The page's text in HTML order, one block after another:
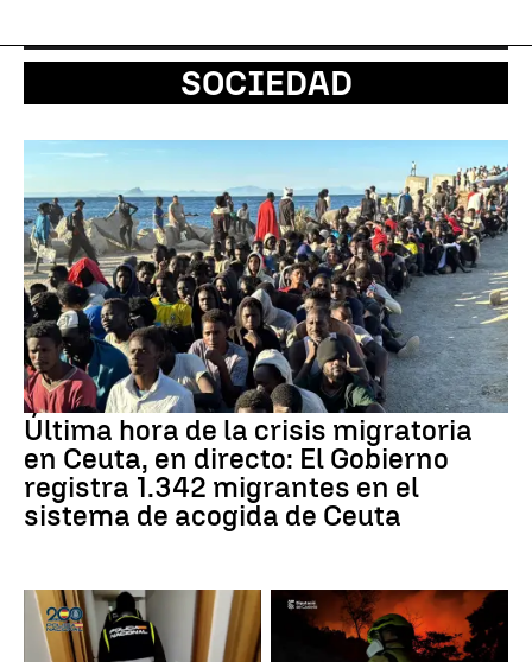
SOCIEDAD
Última hora de la crisis migratoria
en Ceuta, en directo: El Gobierno
registra 1.342 migrantes en el
sistema de acogida de Ceuta